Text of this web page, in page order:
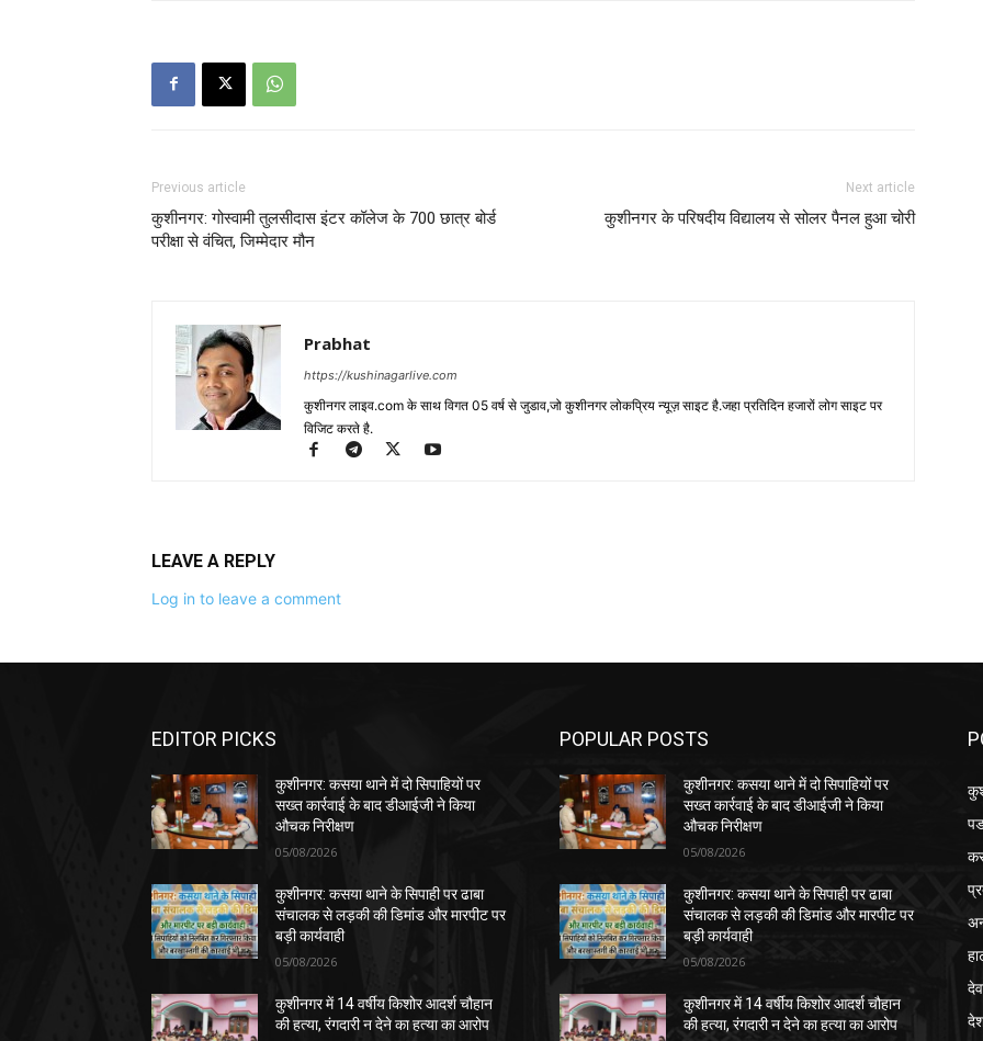
Previous article
कुशीनगर: गोस्वामी तुलसीदास इंटर कॉलेज के 700 छात्र बोर्ड
परीक्षा से वंचित, जिम्मेदार मौन
Next article
कुशीनगर के परिषदीय विद्यालय से सोलर पैनल हुआ चोरी
Prabhat
https://kushinagarlive.com
कुशीनगर लाइव.com के साथ विगत 05 वर्ष से जुडाव,जो कुशीनगर लोकप्रिय न्यूज़ साइट है.जहा प्रतिदिन हजारों लोग साइट पर
विजिट करते है.
LEAVE A REPLY
Log in to leave a comment
EDITOR PICKS
कुशीनगर: कसया थाने में दो सिपाहियों पर
सख्त कार्रवाई के बाद डीआईजी ने किया
औचक निरीक्षण
05/08/2026
कुशीनगर: कसया थाने के सिपाही पर ढाबा
संचालक से लड़की की डिमांड और मारपीट पर
बड़ी कार्यवाही
05/08/2026
कुशीनगर में 14 वर्षीय किशोर आदर्श चौहान
की हत्या, रंगदारी न देने का हत्या का आरोप
POPULAR POSTS
कुशीनगर: कसया थाने में दो सिपाहियों पर
सख्त कार्रवाई के बाद डीआईजी ने किया
औचक निरीक्षण
05/08/2026
कुशीनगर: कसया थाने के सिपाही पर ढाबा
संचालक से लड़की की डिमांड और मारपीट पर
बड़ी कार्यवाही
05/08/2026
कुशीनगर में 14 वर्षीय किशोर आदर्श चौहान
की हत्या, रंगदारी न देने का हत्या का आरोप